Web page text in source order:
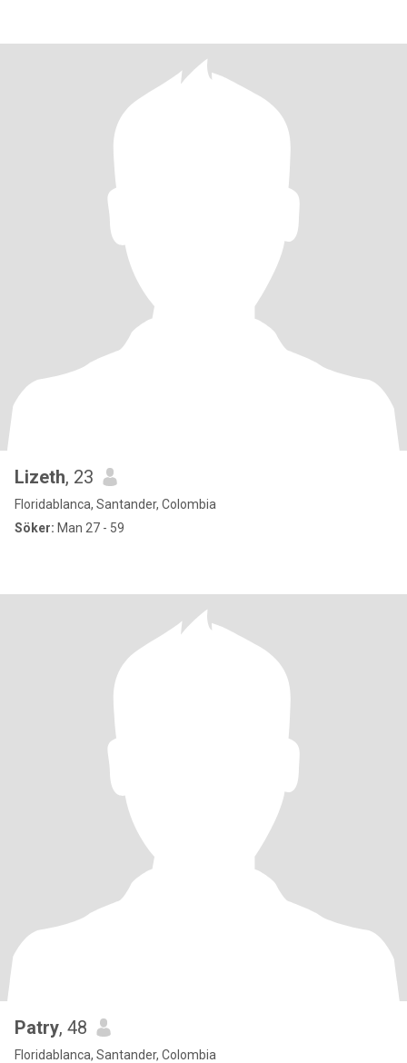
Lizeth, 23
Floridablanca, Santander, Colombia
Söker: Man 27 - 59
Patry, 48
Floridablanca, Santander, Colombia